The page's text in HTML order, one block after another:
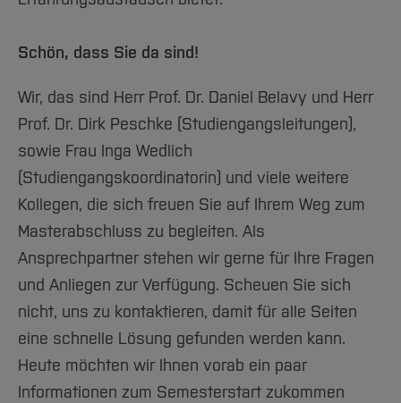
Forschung und Projekte
Service
Studiengänge
Aktuelles
Studium
Forschung und Entwicklung
International
Service
Amtliche Bekanntmachungen
Familiengerechte Hochschule
Gleichstellung
Vertretungen
Wahlen
Hochschulkommunikation
Medienzentrum
Zentrale Studienberatung
Schön, dass Sie da sind!
Wir, das sind Herr Prof. Dr. Daniel Belavy und Herr
Prof. Dr. Dirk Peschke (Studiengangsleitungen),
sowie Frau Inga Wedlich
(Studiengangskoordinatorin) und viele weitere
Kollegen, die sich freuen Sie auf Ihrem Weg zum
Masterabschluss zu begleiten. Als
Ansprechpartner stehen wir gerne für Ihre Fragen
und Anliegen zur Verfügung. Scheuen Sie sich
nicht, uns zu kontaktieren, damit für alle Seiten
eine schnelle Lösung gefunden werden kann.
Heute möchten wir Ihnen vorab ein paar
Informationen zum Semesterstart zukommen